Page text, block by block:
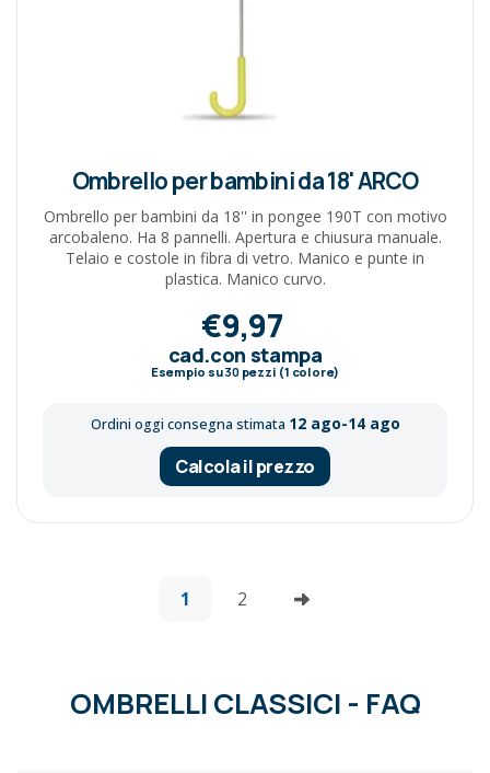
Ombrello per bambini da 18' ARCO
Ombrello per bambini da 18'' in pongee 190T con motivo
arcobaleno. Ha 8 pannelli. Apertura e chiusura manuale.
Telaio e costole in fibra di vetro. Manico e punte in
plastica. Manico curvo.
€9,97
cad.con stampa
Esempio su30pezzi (1 colore)
Ordini oggi consegna stimata 12 ago-14 ago
Calcola il prezzo
1 2
OMBRELLI CLASSICI - FAQ